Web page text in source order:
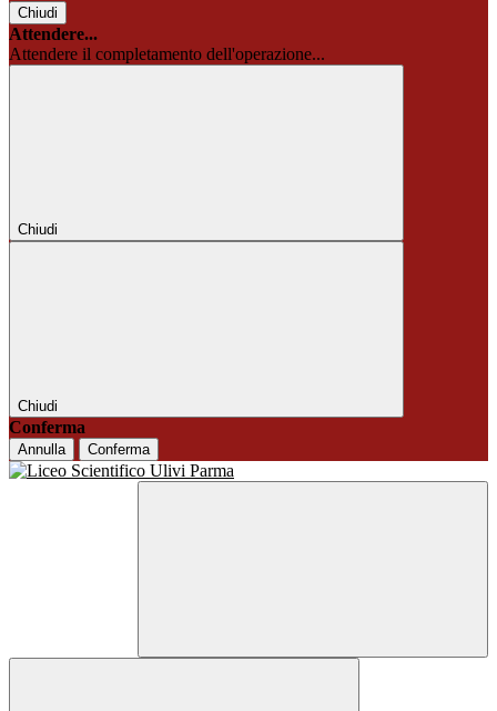
Chiudi
Attendere...
Attendere il completamento dell'operazione...
Chiudi
Chiudi
Conferma
Annulla Conferma